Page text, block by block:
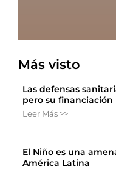
Más visto
Las defensas
pero su financiación
Leer Más >>
El Niño es una
América Latina